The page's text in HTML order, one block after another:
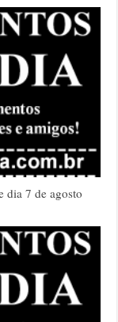
dia 7 de agosto